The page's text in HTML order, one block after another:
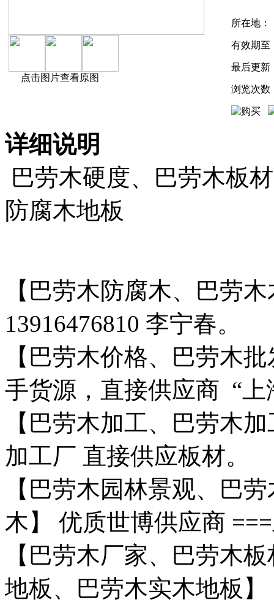
点击图片查看原图
所在地：
有效期至
最后更新
浏览次数
详细说明
巴劳木硬度、巴劳木板
防腐木地板
【巴劳木防腐木、巴劳
13916476810 李宁春。
【巴劳木价格、巴劳木
手货源，直接供应商 “上
【巴劳木加工、巴劳木
加工厂 直接供应板材。
【巴劳木园林景观、巴
木】 优质世博供应商
【巴劳木厂家、巴劳木
地板、巴劳木实木地板